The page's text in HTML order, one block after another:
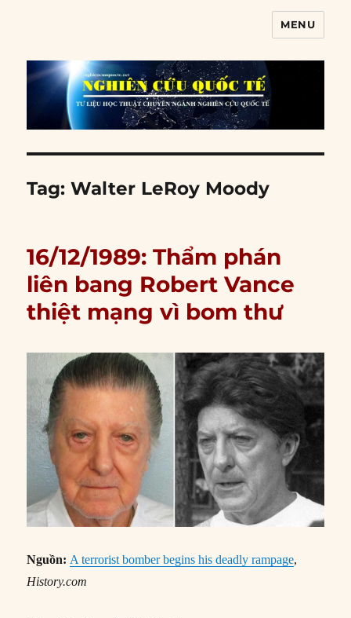
MENU
Tag:Walter LeRoy Moody
16/12/1989: Thẩm phán
liên bang Robert Vance
thiệt mạng vì bom thư
Nguồn: A terrorist bomber begins his deadly rampage,
History.com